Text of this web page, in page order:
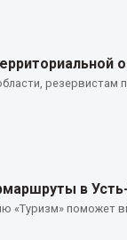
резервистам
в
«Туризм» поможет